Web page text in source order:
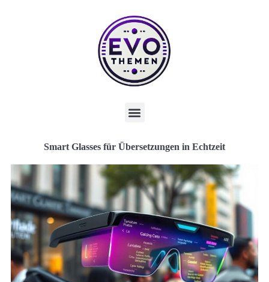
Smart Glasses für Übersetzungen in Echtzeit